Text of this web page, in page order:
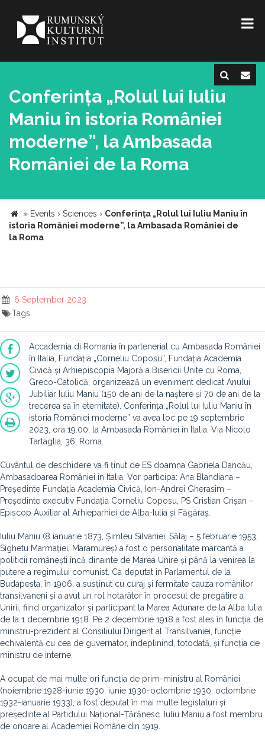
Conferința „Rolul lui Iuliu
Maniu în istoria României
moderne”, la Ambasada
României de la Roma
» Events › Sciences › Conferința „Rolul lui Iuliu Maniu în
istoria României moderne”, la Ambasada României de
la Roma
6 September 2023
Tags
Accademia di Romania în parteneriat cu Ambasada României
în Italia, Fundația „Corneliu Coposu”, Fundația Academia
Civică și Arhiepiscopia Majoră a Bisericii Unite cu Roma,
Greco-Catolică, organizează un eveniment dedicat Anului
Jubiliar Iuliu Maniu (150 de ani de la naștere și 70 de ani de la
trecerea sa în eternitate). Conferința „Rolul lui Iuliu Maniu în
istoria României moderne” va avea loc pe 19 septembrie
2023, ora 19.00, la Ambasada României în Italia, Via Nicolo
Tartaglia, 36, Roma.
Cuvântul de deschidere va fi ținut de ES doamna Gabriela Dancău,
Ambasadoarea României în Italia. Vor participa: Ana Blandiana –
Președinte Fundația Academia Civică, Ion-Andrei Gherasim –
Președinte executiv Fundația Corneliu Coposu, PS Cristian Crișan –
Episcop Auxiliar al Arhieparhiei de Alba-Iulia și Făgăraș.
Iuliu Maniu (8 ianuarie 1873, Șimleu Silvaniei, Sălaj – 5 februarie 1953,
Sighetu Marmației, Maramureș) a fost o personalitate marcantă a
politicii românești încă dinainte de Marea Unire și până la venirea la
putere a regimului comunist. Ca deputat în Parlamentul de la
Budapesta, în 1906, a susținut cu curaj și fermitate cauza românilor
transilvăneni și a avut un rol hotărâtor în procesul de pregătire a
Unirii, fiind organizator și participant la Marea Adunare de la Alba Iulia
de la 1 decembrie 1918. Pe 2 decembrie 1918 a fost ales în funcția de
ministru-prezident al Consiliului Dirigent al Transilvaniei, funcție
echivalentă cu cea de guvernator, îndeplinind, totodată, și funcția de
ministru de interne.
A ocupat de mai multe ori funcția de prim-ministru al României
(noiembrie 1928-iunie 1930; iunie 1930-octombrie 1930; octombrie
1932-ianuarie 1933), a fost deputat în mai multe legislaturi și
președinte al Partidului Național-Țărănesc. Iuliu Maniu a fost membru
de onoare al Academiei Române din 1919.